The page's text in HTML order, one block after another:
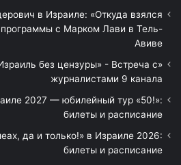
в Израиле: «Откуда взялся
с Марком Лави в Тель-
Авиве
без цензуры» - Встреча с
журналистами 9 канала
2027 — юбилейный тур «50!»:
билеты и расписание
да и только!» в Израиле 2026:
билеты и расписание